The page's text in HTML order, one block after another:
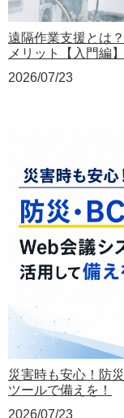
遠隔作業支援とは
メリット【入門編】
2026/07/23
災害時も安心！防
ツールで備えを！
2026/07/23